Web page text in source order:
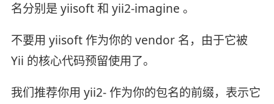
名分别是 yiisoft 和 yii2-imagine 。
不要用 yiisoft 作为你的 vendor 名，由于它被
Yii 的核心代码预留使用了。
我们推荐你用 yii2- 作为你的包名的前缀，表示它